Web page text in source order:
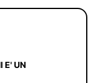
E' UN